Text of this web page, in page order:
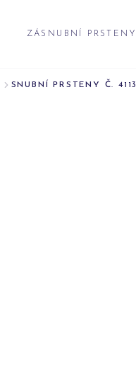
ZÁSNUBNÍ PRSTENY
SNUBNÍ PRSTENY Č. 4113